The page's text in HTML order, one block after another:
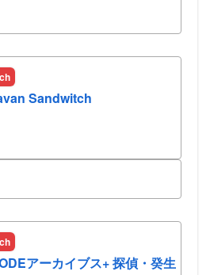
Sandwitch
アーカイブス+ 探偵・癸生